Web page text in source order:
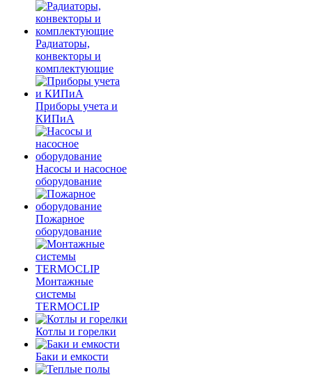
Радиаторы,
конвекторы и
комплектующие
Приборы учета и
КИПиА
Насосы и насосное
оборудование
Пожарное
оборудование
Монтажные
системы
TERMOCLIP
Котлы и горелки
Баки и емкости